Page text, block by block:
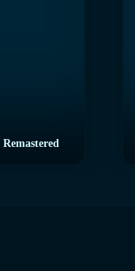
Remastered